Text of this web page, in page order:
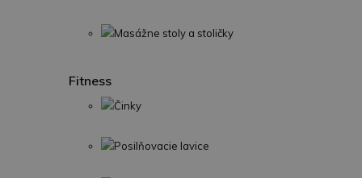
Masážne stoly a stoličky
Fitness
Činky
Posilňovacie lavice